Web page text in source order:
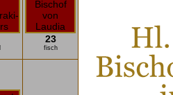
23
fisch